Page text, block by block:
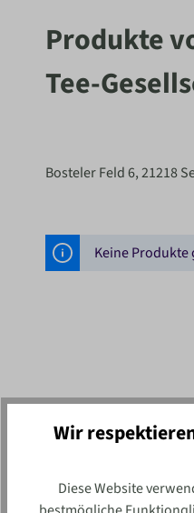
Produkte
Tee-
Bosteler Feld 6, 21218
Keine Produkte
Newsletter
lass dich regelmäßig
Wir
Diese Website